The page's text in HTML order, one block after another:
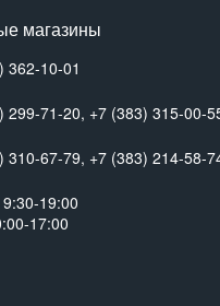
магазины
362-10-01
299-71-20, +7 (383) 315-00-
310-67-79, +7 (383) 214-58-
19:00
17:00